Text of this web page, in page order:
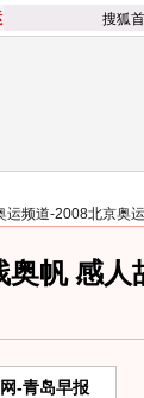
搜狐
运频道-2008北京奥
帆 感人
-青岛早报